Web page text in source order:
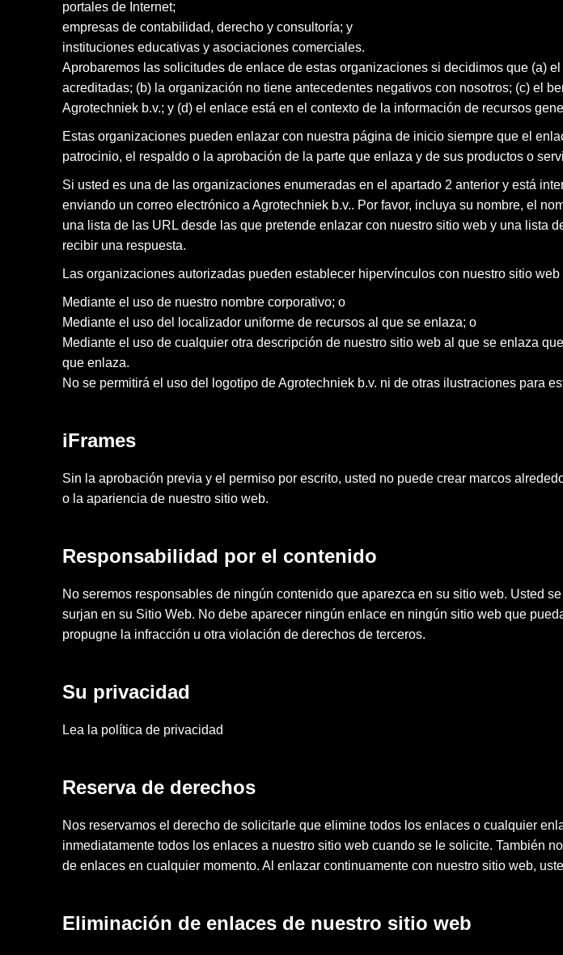
portales de Internet;
empresas de contabilidad, derecho y consultoría; y
instituciones educativas y asociaciones comerciales.
Aprobaremos las solicitudes de enlace de estas organizaciones si decidimos que (a)
acreditadas; (b) la organización no tiene antecedentes negativos con nosotros; (c) el
Agrotechniek b.v.; y (d) el enlace está en el contexto de la información de recursos
Estas organizaciones pueden enlazar con nuestra página de inicio siempre que el
patrocinio, el respaldo o la aprobación de la parte que enlaza y de sus productos o
Si usted es una de las organizaciones enumeradas en el apartado 2 anterior y está
enviando un correo electrónico a Agrotechniek b.v.. Por favor, incluya su nombre, el
una lista de las URL desde las que pretende enlazar con nuestro sitio web y una lista
recibir una respuesta.
Las organizaciones autorizadas pueden establecer hipervínculos con nuestro sitio
Mediante el uso de nuestro nombre corporativo; o
Mediante el uso del localizador uniforme de recursos al que se enlaza; o
Mediante el uso de cualquier otra descripción de nuestro sitio web al que se enlaza
que enlaza.
No se permitirá el uso del logotipo de Agrotechniek b.v. ni de otras ilustraciones para
iFrames
Sin la aprobación previa y el permiso por escrito, usted no puede crear marcos
o la apariencia de nuestro sitio web.
Responsabilidad por el contenido
No seremos responsables de ningún contenido que aparezca en su sitio web. Usted
surjan en su Sitio Web. No debe aparecer ningún enlace en ningún sitio web que
propugne la infracción u otra violación de derechos de terceros.
Su privacidad
Lea la política de privacidad
Reserva de derechos
Nos reservamos el derecho de solicitarle que elimine todos los enlaces o cualquier
inmediatamente todos los enlaces a nuestro sitio web cuando se le solicite. También
de enlaces en cualquier momento. Al enlazar continuamente con nuestro sitio web,
Eliminación de enlaces de nuestro sitio web